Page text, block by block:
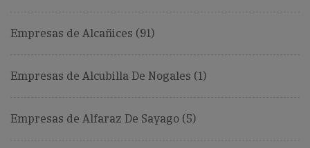
Empresas de Alcañices (91)
Empresas de Alcubilla De Nogales (1)
Empresas de Alfaraz De Sayago (5)